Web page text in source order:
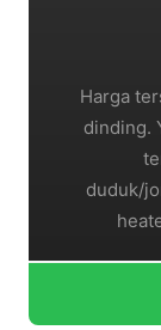
Harga
dinding.
duduk/